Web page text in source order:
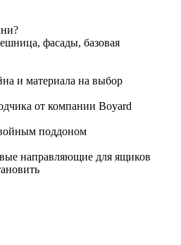
фасады, базовая
и материала на выбор
от компании Boyard
поддоном
направляющие для ящиков